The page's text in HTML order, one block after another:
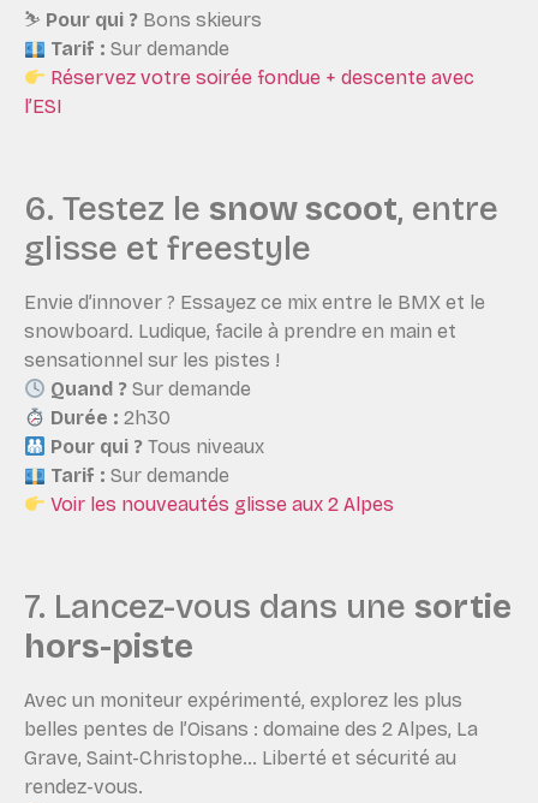
⛷️ Pour qui ? Bons skieurs
Tarif : Sur demande
Réservez votre soirée fondue + descente avec
l’ESI
6. Testez le snow scoot, entre
glisse et freestyle
Envie d’innover ? Essayez ce mix entre le BMX et le
snowboard. Ludique, facile à prendre en main et
sensationnel sur les pistes !
Quand ? Sur demande
Durée : 2h30
Pour qui ? Tous niveaux
Tarif : Sur demande
Voir les nouveautés glisse aux 2 Alpes
7. Lancez-vous dans une sortie
hors-piste
Avec un moniteur expérimenté, explorez les plus
belles pentes de l’Oisans : domaine des 2 Alpes, La
Grave, Saint-Christophe… Liberté et sécurité au
rendez-vous.